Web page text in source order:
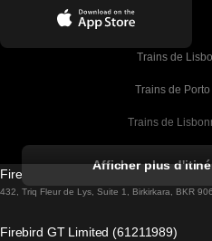
Trains de
Trains de
Trains de
Trains de
Afficher plus
Firebird GT Limited (OC 1451)
432, Triq Fleur de Lys, Suite 1, Birkirkara, BKR
Firebird GT Limited (61211989)